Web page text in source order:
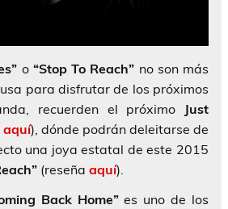
o “Stop To Reach” no son más
para disfrutar de los próximos
recuerden el próximo Just
aquí), dónde podrán deleitarse de
una joya estatal de este 2015
(reseña aquí).
Back Home”es uno de los